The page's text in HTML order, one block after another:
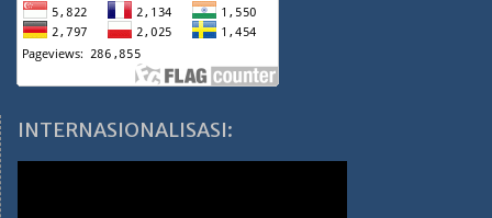
INTERNASIONALISASI: